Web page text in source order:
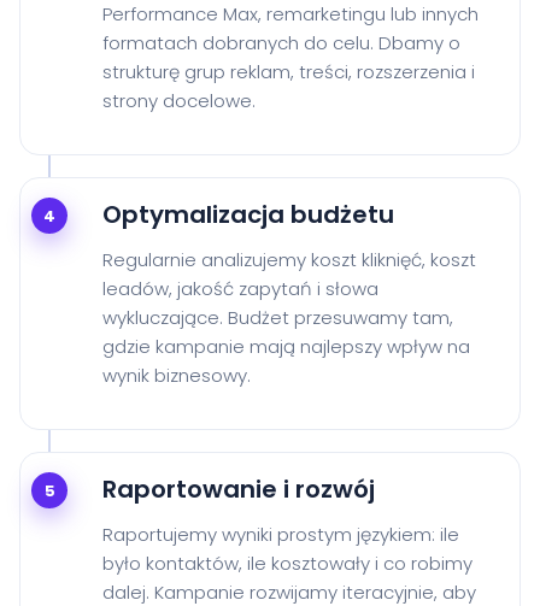
Performance Max, remarketingu lub innych
formatach dobranych do celu. Dbamy o
strukturę grup reklam, treści, rozszerzenia i
strony docelowe.
4 Optymalizacja budżetu
Regularnie analizujemy koszt kliknięć, koszt
leadów, jakość zapytań i słowa
wykluczające. Budżet przesuwamy tam,
gdzie kampanie mają najlepszy wpływ na
wynik biznesowy.
5 Raportowanie i rozwój
Raportujemy wyniki prostym językiem: ile
było kontaktów, ile kosztowały i co robimy
dalej. Kampanie rozwijamy iteracyjnie, aby